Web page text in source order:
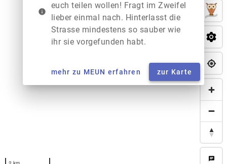
chat
info
euch teilen wollen! Fragt im Zweifel
lieber einmal nach. Hinterlasst die
Strasse mindestens so sauber wie
ihr sie vorgefunden habt.
mehr zu MEUN erfahren zur Karte